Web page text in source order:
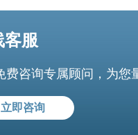
客服
费咨询专属顾问，为您
立即咨询